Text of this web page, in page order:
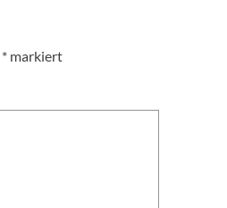
* markiert